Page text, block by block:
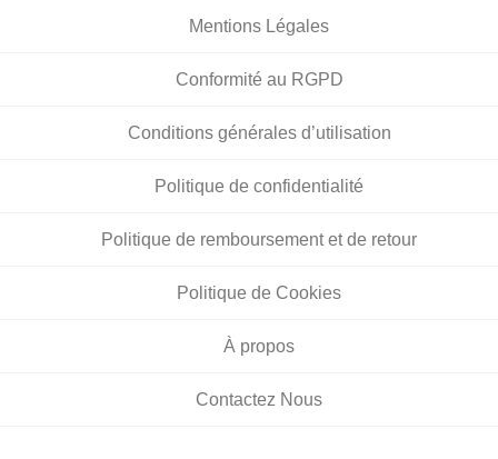
Mentions Légales
Conformité au RGPD
Conditions générales d’utilisation
Politique de confidentialité
Politique de remboursement et de retour
Politique de Cookies
À propos
Contactez Nous